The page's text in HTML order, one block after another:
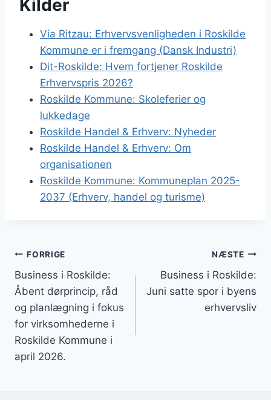
Kilder
Via Ritzau: Erhvervsvenligheden i Roskilde
Kommune er i fremgang (Dansk Industri)
Dit-Roskilde: Hvem fortjener Roskilde
Erhvervspris 2026?
Roskilde Kommune: Skoleferier og
lukkedage
Roskilde Handel & Erhverv: Nyheder
Roskilde Handel & Erhverv: Om
organisationen
Roskilde Kommune: Kommuneplan 2025-
2037 (Erhverv, handel og turisme)
Indlægsnavigation
FORRIGE
Business i Roskilde:
Åbent dørprincip, råd
og planlægning i fokus
for virksomhederne i
Roskilde Kommune i
april 2026.
NÆSTE
Business i Roskilde:
Juni satte spor i byens
erhvervsliv